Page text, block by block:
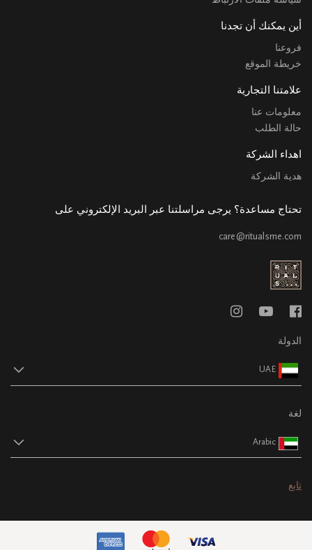
أين يمكنك أن تجدنا
فروعنا
خريطة الموقع
علامتنا التجارية
معلومات عنا
حالة الطلب
اهداء الشركة
هدية الشركة
تحتاج مساعدة؟ يرجى مراسلتنا عبر البريد الإلكتروني على
care@ritualsme.com
الدولة
UAE
لغة
Arabic
تابع